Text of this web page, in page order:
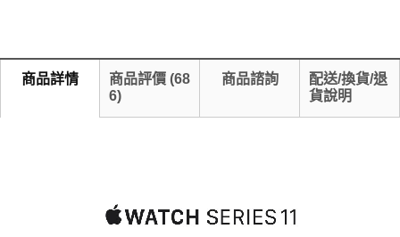
商品詳情 商品評價 (68
6)
商品諮詢
配送/換貨/退
貨說明